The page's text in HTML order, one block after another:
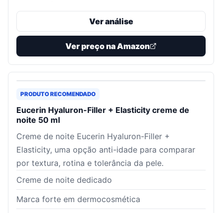
Ver análise
Ver preço na Amazon
PRODUTO RECOMENDADO
Eucerin Hyaluron-Filler + Elasticity creme de
noite 50 ml
Creme de noite Eucerin Hyaluron-Filler +
Elasticity, uma opção anti-idade para comparar
por textura, rotina e tolerância da pele.
Creme de noite dedicado
Marca forte em dermocosmética